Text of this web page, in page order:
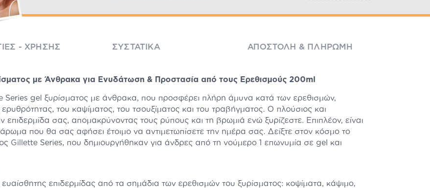
- ΧΡΉΣΗΣ ΣΥΣΤΑΤΙΚΆ ΑΠΟΣΤΟΛΉ & ΠΛΗΡΩΜΉ
με Άνθρακα για Ενυδάτωση & Προστασία από τους Ερεθισμούς 200ml
Series gel ξυρίσματος με άνθρακα, που προσφέρει πλήρη άμυνα κατά των ερεθισμών,
του καψίματος, του τσουξίματος και του τραβήγματος. Ο πλούσιος και
επιδερμίδα σας, απομακρύνοντας τους ρύπους και τη βρωμιά ενώ ξυρίζεστε. Επιπλέον, είναι
που θα σας αφήσει έτοιμο να αντιμετωπίσετε την ημέρα σας. Δείξτε στον κόσμο το
Gillette Series, που δημιουργήθηκαν για άνδρες από τη νούμερο 1 επωνυμία σε gel και
επιδερμίδας από τα σημάδια των ερεθισμών του ξυρίσματος: κοψίματα, κάψιμο,